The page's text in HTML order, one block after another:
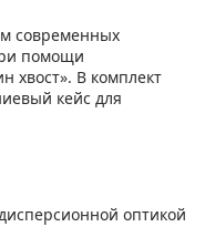
современных
помощи
хвост». В комплект
кейс для
оптикой